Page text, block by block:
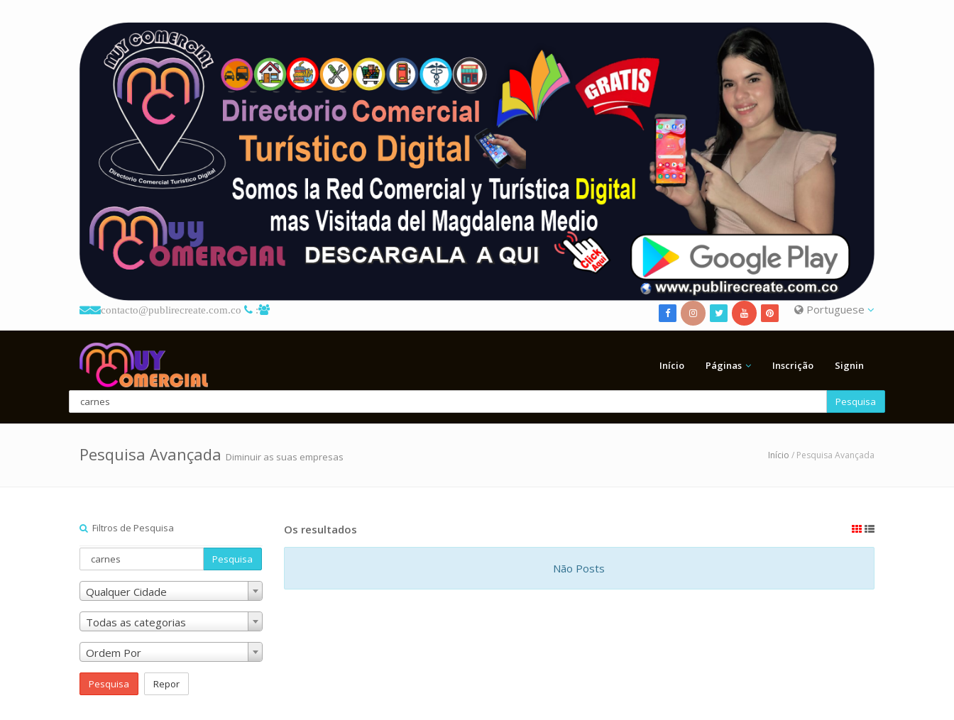
contacto@publirecreate.com.co : Portuguese
Início Páginas Inscrição Signin
Pesquisa
Pesquisa Avançada Diminuir as suas empresas Início / Pesquisa Avançada
Filtros de Pesquisa
Pesquisa
Qualquer Cidade
Todas as categorias
Ordem Por
Pesquisa Repor
Os resultados
Não Posts